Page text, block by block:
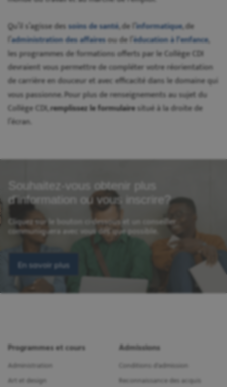
Qu’il s’agisse dessoins de santé, de l’informatique, de
l’administration des affairesou de l’éducation à l’enfance,
les programmes de formations offerts par le Collège CDI
devraient vous permettre de compléter votre réorientation
de carrière en douceur et avec efficacité dans le domaine qui
vous passionne. Pour plus de renseignements au sujet du
Collège CDI, remplissez le formulairesitué à la droite de
l’écran.
Souhaitez-vous obtenir plus
d'information ou vous inscrire?
Cliquez sur le bouton ci-dessous et un conseiller
communiquera avec vous dès que possible.
En savoir plus
Programmes et cours
Administration
Art et design
Admissions
Conditions d'admission
Reconnaissance des acquis